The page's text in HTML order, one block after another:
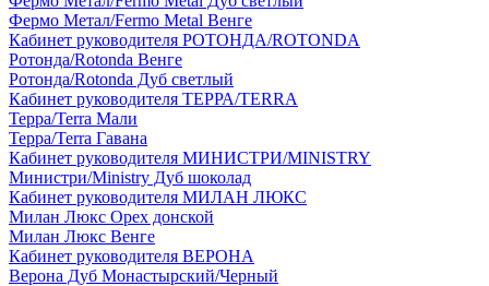
Фермо Метал/Fermo Metal Венге
Кабинет руководителя РОТОНДА/ROTONDA
Ротонда/Rotonda Венге
Ротонда/Rotonda Дуб светлый
Кабинет руководителя ТЕРРА/TERRA
Терра/Terra Мали
Терра/Terra Гавана
Кабинет руководителя МИНИСТРИ/MINISTRY
Министри/Ministry Дуб шоколад
Кабинет руководителя МИЛАН ЛЮКС
Милан Люкс Орех донской
Милан Люкс Венге
Кабинет руководителя ВЕРОНА
Верона Дуб Монастырский/Черный